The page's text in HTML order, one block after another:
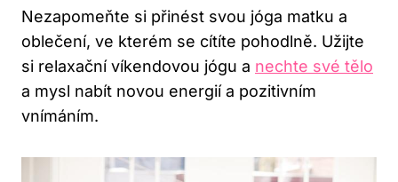
Nezapomeňte​ si‌ přinést svou jóga matku a
oblečení, ve kterém⁣ se cítíte pohodlně. ‍Užijte
si relaxační víkendovou jógu a nechte své tělo
a mysl nabít novou energií ⁢a pozitivním
vnímáním.